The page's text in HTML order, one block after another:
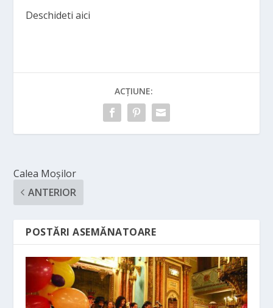
Deschideti aici
ACȚIUNE:
Calea Moșilor
ANTERIOR
POSTĂRI ASEMĂNATOARE